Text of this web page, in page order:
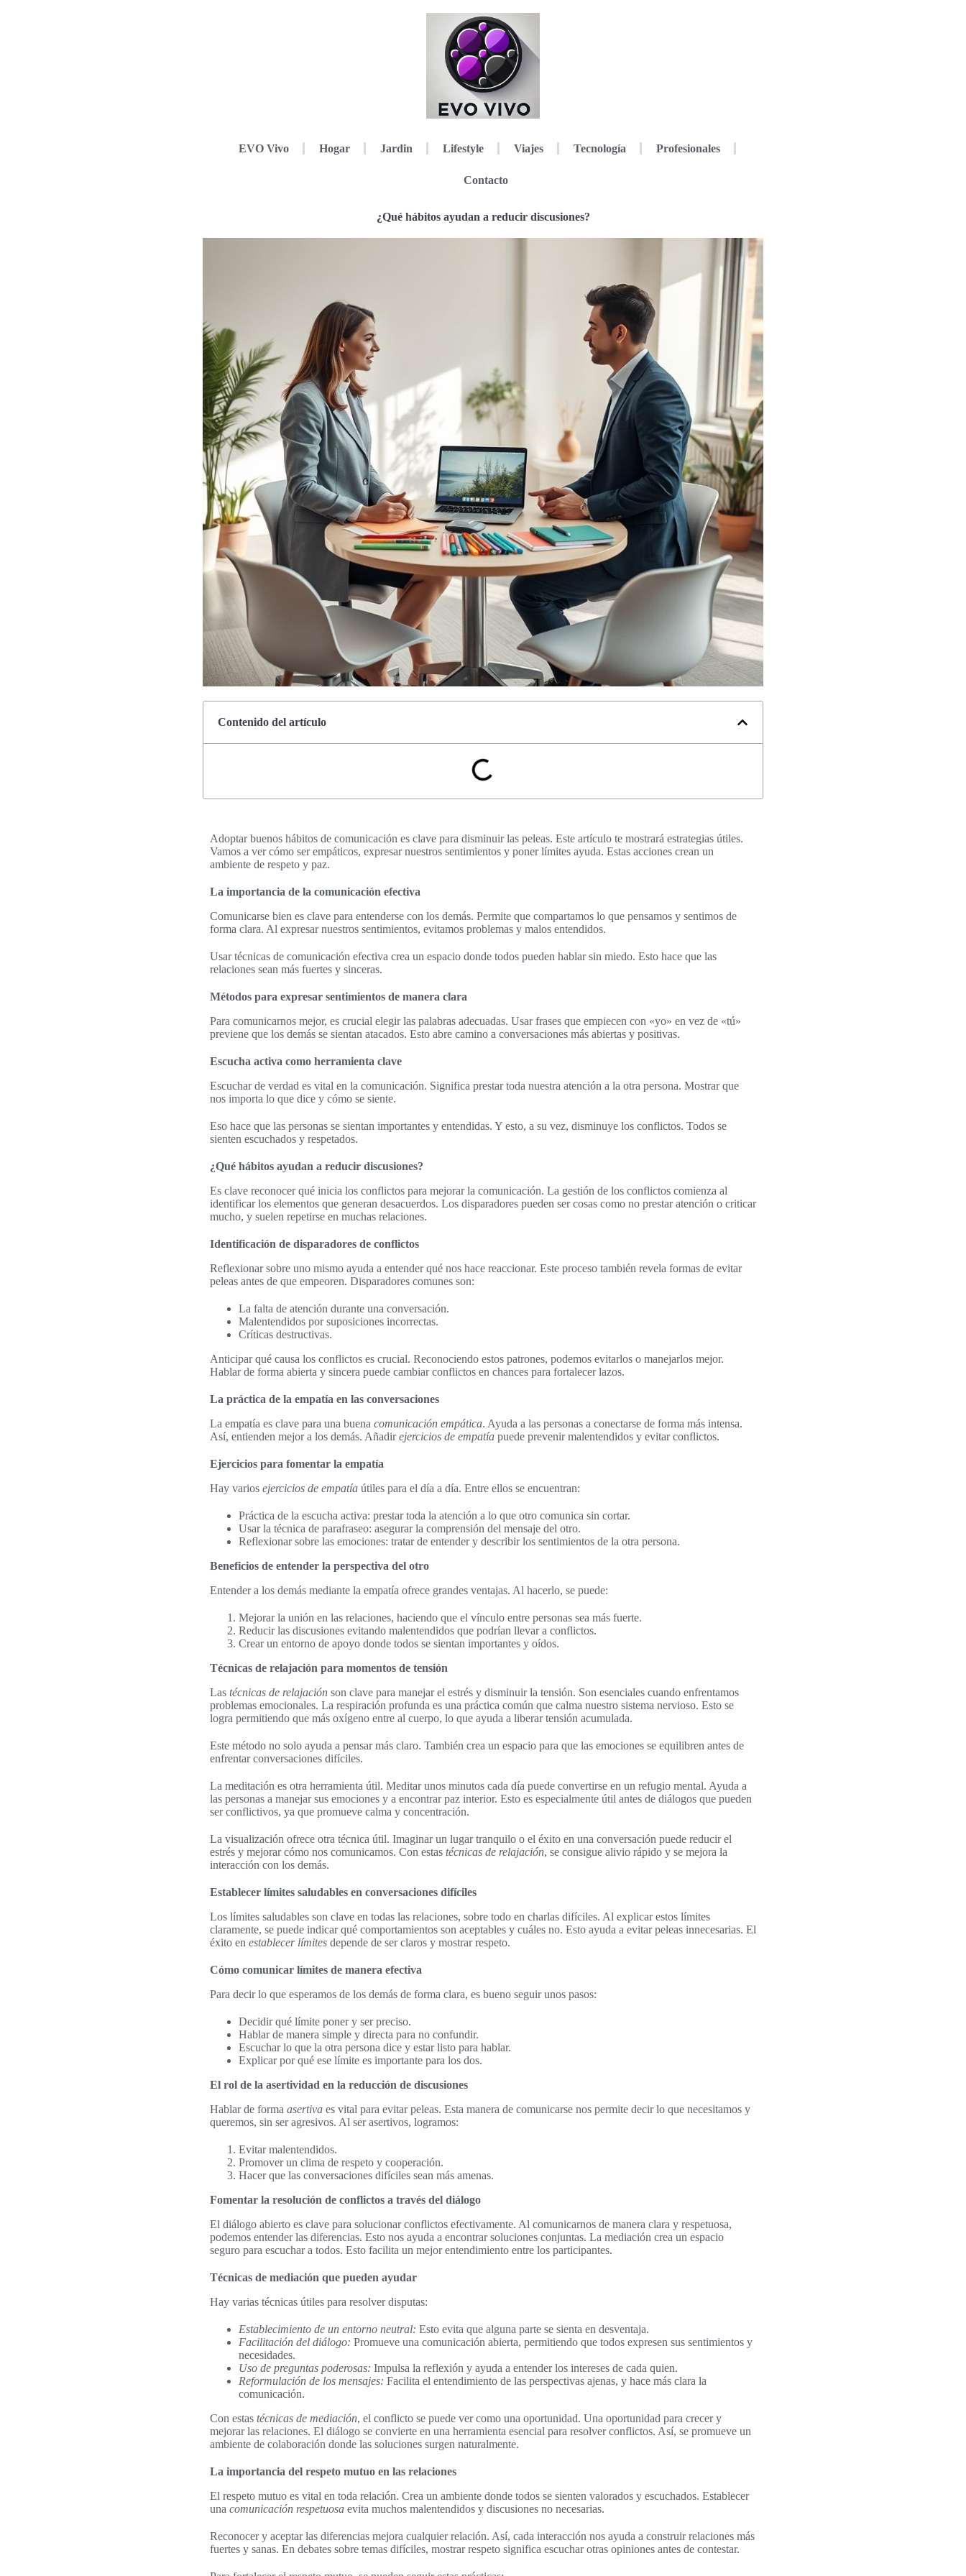
EVO Vivo Hogar Jardin Lifestyle Viajes Tecnología Profesionales
Contacto
¿Qué hábitos ayudan a reducir discusiones?
Contenido del artículo
Adoptar buenos hábitos de comunicación es clave para disminuir las peleas. Este artículo te mostrará estrategias útiles.
Vamos a ver cómo ser empáticos, expresar nuestros sentimientos y poner límites ayuda. Estas acciones crean un
ambiente de respeto y paz.
La importancia de la comunicación efectiva
Comunicarse bien es clave para entenderse con los demás. Permite que compartamos lo que pensamos y sentimos de
forma clara. Al expresar nuestros sentimientos, evitamos problemas y malos entendidos.
Usar técnicas de comunicación efectiva crea un espacio donde todos pueden hablar sin miedo. Esto hace que las
relaciones sean más fuertes y sinceras.
Métodos para expresar sentimientos de manera clara
Para comunicarnos mejor, es crucial elegir las palabras adecuadas. Usar frases que empiecen con «yo» en vez de «tú»
previene que los demás se sientan atacados. Esto abre camino a conversaciones más abiertas y positivas.
Escucha activa como herramienta clave
Escuchar de verdad es vital en la comunicación. Significa prestar toda nuestra atención a la otra persona. Mostrar que
nos importa lo que dice y cómo se siente.
Eso hace que las personas se sientan importantes y entendidas. Y esto, a su vez, disminuye los conflictos. Todos se
sienten escuchados y respetados.
¿Qué hábitos ayudan a reducir discusiones?
Es clave reconocer qué inicia los conflictos para mejorar la comunicación. La gestión de los conflictos comienza al
identificar los elementos que generan desacuerdos. Los disparadores pueden ser cosas como no prestar atención o criticar
mucho, y suelen repetirse en muchas relaciones.
Identificación de disparadores de conflictos
Reflexionar sobre uno mismo ayuda a entender qué nos hace reaccionar. Este proceso también revela formas de evitar
peleas antes de que empeoren. Disparadores comunes son:
La falta de atención durante una conversación.
Malentendidos por suposiciones incorrectas.
Críticas destructivas.
Anticipar qué causa los conflictos es crucial. Reconociendo estos patrones, podemos evitarlos o manejarlos mejor.
Hablar de forma abierta y sincera puede cambiar conflictos en chances para fortalecer lazos.
La práctica de la empatía en las conversaciones
La empatía es clave para una buena comunicación empática. Ayuda a las personas a conectarse de forma más intensa.
Así, entienden mejor a los demás. Añadirejercicios de empatía puede prevenir malentendidos y evitar conflictos.
Ejercicios para fomentar la empatía
Hay varios ejercicios de empatía útiles para el día a día. Entre ellos se encuentran:
Práctica de la escucha activa: prestar toda la atención a lo que otro comunica sin cortar.
Usar la técnica de parafraseo: asegurar la comprensión del mensaje del otro.
Reflexionar sobre las emociones: tratar de entender y describir los sentimientos de la otra persona.
Beneficios de entender la perspectiva del otro
Entender a los demás mediante la empatía ofrece grandes ventajas. Al hacerlo, se puede:
Mejorar la unión en las relaciones, haciendo que el vínculo entre personas sea más fuerte.
Reducir las discusiones evitando malentendidos que podrían llevar a conflictos.
Crear un entorno de apoyo donde todos se sientan importantes y oídos.
Técnicas de relajación para momentos de tensión
Las técnicas de relajación son clave para manejar el estrés y disminuir la tensión. Son esenciales cuando enfrentamos
problemas emocionales. La respiración profunda es una práctica común que calma nuestro sistema nervioso. Esto se
logra permitiendo que más oxígeno entre al cuerpo, lo que ayuda a liberar tensión acumulada.
Este método no solo ayuda a pensar más claro. También crea un espacio para que las emociones se equilibren antes de
enfrentar conversaciones difíciles.
La meditación es otra herramienta útil. Meditar unos minutos cada día puede convertirse en un refugio mental. Ayuda a
las personas a manejar sus emociones y a encontrar paz interior. Esto es especialmente útil antes de diálogos que pueden
ser conflictivos, ya que promueve calma y concentración.
La visualización ofrece otra técnica útil. Imaginar un lugar tranquilo o el éxito en una conversación puede reducir el
estrés y mejorar cómo nos comunicamos. Con estas técnicas de relajación, se consigue alivio rápido y se mejora la
interacción con los demás.
Establecer límites saludables en conversaciones difíciles
Los límites saludables son clave en todas las relaciones, sobre todo en charlas difíciles. Al explicar estos límites
claramente, se puede indicar qué comportamientos son aceptables y cuáles no. Esto ayuda a evitar peleas innecesarias. El
éxito en establecer límites depende de ser claros y mostrar respeto.
Cómo comunicar límites de manera efectiva
Para decir lo que esperamos de los demás de forma clara, es bueno seguir unos pasos:
Decidir qué límite poner y ser preciso.
Hablar de manera simple y directa para no confundir.
Escuchar lo que la otra persona dice y estar listo para hablar.
Explicar por qué ese límite es importante para los dos.
El rol de la asertividad en la reducción de discusiones
Hablar de forma asertiva es vital para evitar peleas. Esta manera de comunicarse nos permite decir lo que necesitamos y
queremos, sin ser agresivos. Al ser asertivos, logramos:
Evitar malentendidos.
Promover un clima de respeto y cooperación.
Hacer que las conversaciones difíciles sean más amenas.
Fomentar la resolución de conflictos a través del diálogo
El diálogo abierto es clave para solucionar conflictos efectivamente. Al comunicarnos de manera clara y respetuosa,
podemos entender las diferencias. Esto nos ayuda a encontrar soluciones conjuntas. La mediación crea un espacio
seguro para escuchar a todos. Esto facilita un mejor entendimiento entre los participantes.
Técnicas de mediación que pueden ayudar
Hay varias técnicas útiles para resolver disputas:
Establecimiento de un entorno neutral: Esto evita que alguna parte se sienta en desventaja.
Facilitación del diálogo: Promueve una comunicación abierta, permitiendo que todos expresen sus sentimientos y
necesidades.
Uso de preguntas poderosas: Impulsa la reflexión y ayuda a entender los intereses de cada quien.
Reformulación de los mensajes: Facilita el entendimiento de las perspectivas ajenas, y hace más clara la
comunicación.
Con estas técnicas de mediación, el conflicto se puede ver como una oportunidad. Una oportunidad para crecer y
mejorar las relaciones. El diálogo se convierte en una herramienta esencial para resolver conflictos. Así, se promueve un
ambiente de colaboración donde las soluciones surgen naturalmente.
La importancia del respeto mutuo en las relaciones
El respeto mutuo es vital en toda relación. Crea un ambiente donde todos se sienten valorados y escuchados. Establecer
una comunicación respetuosa evita muchos malentendidos y discusiones no necesarias.
Reconocer y aceptar las diferencias mejora cualquier relación. Así, cada interacción nos ayuda a construir relaciones más
fuertes y sanas. En debates sobre temas difíciles, mostrar respeto significa escuchar otras opiniones antes de contestar.